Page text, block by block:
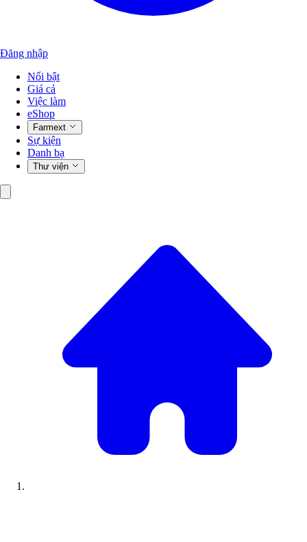
Đăng nhập
Nổi bật
Giá cả
Việc làm
eShop
Farmext
Sự kiện
Danh bạ
Thư viện